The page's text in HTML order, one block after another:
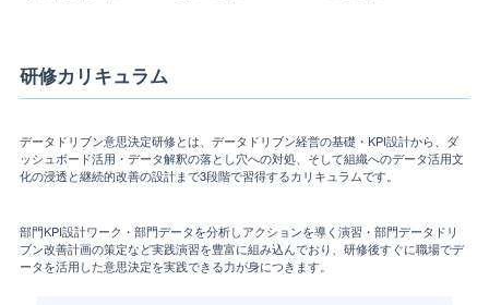
研修カリキュラム
データドリブン意思決定研修とは、データドリブン経営の基礎・KPI設計から、ダ
ッシュボード活用・データ解釈の落とし穴への対処、そして組織へのデータ活用文
化の浸透と継続的改善の設計まで3段階で習得するカリキュラムです。
部門KPI設計ワーク・部門データを分析しアクションを導く演習・部門データドリ
ブン改善計画の策定など実践演習を豊富に組み込んでおり、研修後すぐに職場でデ
ータを活用した意思決定を実践できる力が身につきます。